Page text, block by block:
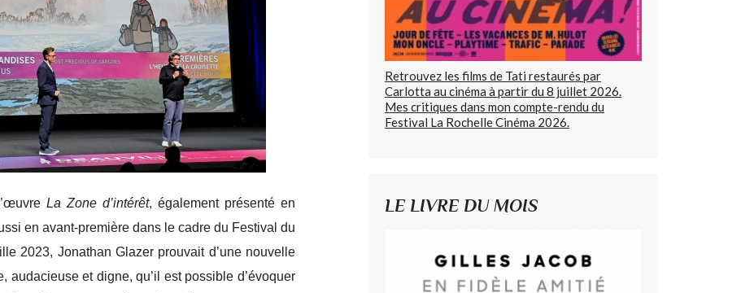
La Zone d’intérêt, également présenté en
en avant-première dans le cadre du Festival du
2023, Jonathan Glazer prouvait d’une nouvelle
audacieuse et digne, qu’il est possible d’évoquer
Retrouvez les films de Tati restaurés par
Carlotta au cinéma à partir du 8 juillet 2026.
Mes critiques dans mon compte-rendu du
Festival La Rochelle Cinéma 2026.
LE LIVRE DU MOIS